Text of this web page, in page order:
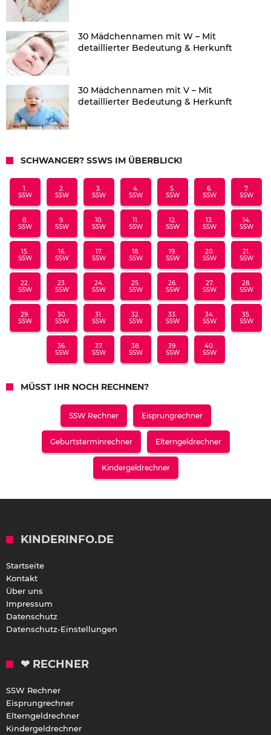
30 Mädchennamen mit W – Mit
detaillierter Bedeutung & Herkunft
30 Mädchennamen mit V – Mit
detaillierter Bedeutung & Herkunft
SCHWANGER? SSWS IM ÜBERBLICK!
1.
SSW
2.
SSW
3.
SSW
4.
SSW
5.
SSW
6.
SSW
7.
SSW
8.
SSW
9.
SSW
10.
SSW
11.
SSW
12.
SSW
13.
SSW
14.
SSW
15.
SSW
16.
SSW
17.
SSW
18.
SSW
19.
SSW
20.
SSW
21.
SSW
22.
SSW
23.
SSW
24.
SSW
25.
SSW
26.
SSW
27.
SSW
28.
SSW
29.
SSW
30.
SSW
31.
SSW
32.
SSW
33.
SSW
34.
SSW
35.
SSW
36.
SSW
37.
SSW
38.
SSW
39.
SSW
40.
SSW
MÜSST IHR NOCH RECHNEN?
SSW Rechner Eisprungrechner
Geburtsterminrechner Elterngeldrechner
Kindergeldrechner
KINDERINFO.DE
Startseite
Kontakt
Über uns
Impressum
Datenschutz
Datenschutz-Einstellungen
❤ RECHNER
SSW Rechner
Eisprungrechner
Elterngeldrechner
Kindergeldrechner